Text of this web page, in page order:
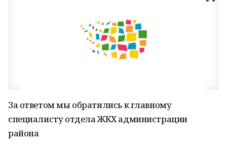
За ответом мы обратились к главному
специалисту отдела ЖКХ администрации
района